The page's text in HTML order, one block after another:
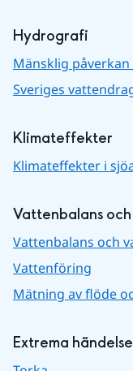
Hydrografi
Mänsklig
Sveriges
Klimateffekter
Klimateffekter i
Vattenbalans
Vattenbalans och
Vattenföring
Mätning av flöde
Extrema